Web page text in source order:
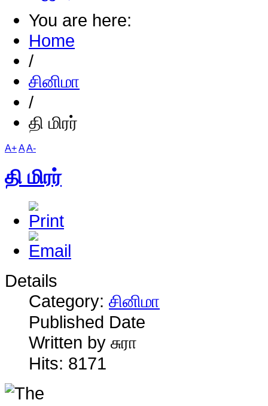
You are here:
Home
/
சினிமா
/
தி மிரர்
A+AA-
தி மிரர்
Details
Category: சினிமா
Published Date
Written by சுரா
Hits: 8171